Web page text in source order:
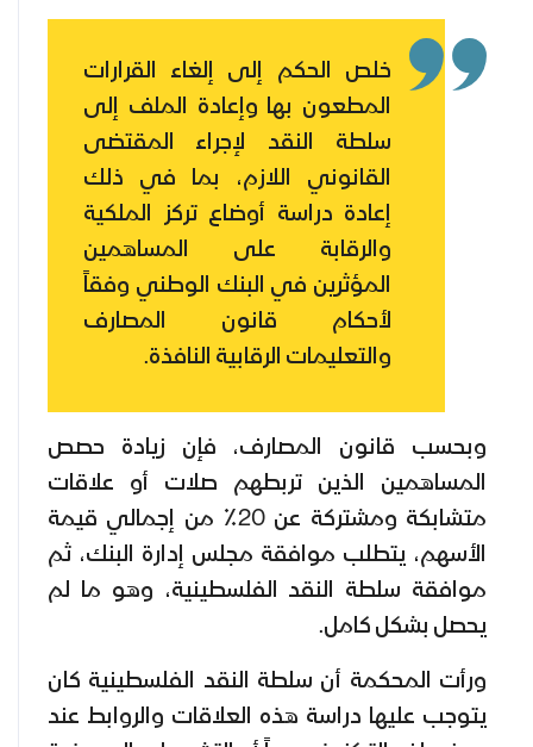
خلص الحكم إلى إلغاء القرارات
المطعون بها وإعادة الملف إلى
سلطة النقد لإجراء المقتضى
القانوني اللازم، بما في ذلك
إعادة دراسة أوضاع تركز الملكية
والرقابة على المساهمين
المؤثرين في البنك الوطني وفقاً
لأحكام قانون المصارف
والتعليمات الرقابية النافذة.
وبحسب قانون المصارف، فإن زيادة حصص
المساهمين الذين تربطهم صلات أو علاقات
متشابكة ومشتركة عن 20٪ من إجمالي قيمة
الأسهم، يتطلب موافقة مجلس إدارة البنك، ثم
موافقة سلطة النقد الفلسطينية، وهو ما لم
يحصل بشكل كامل.
ورأت المحكمة أن سلطة النقد الفلسطينية كان
يتوجب عليها دراسة هذه العلاقات والروابط عند